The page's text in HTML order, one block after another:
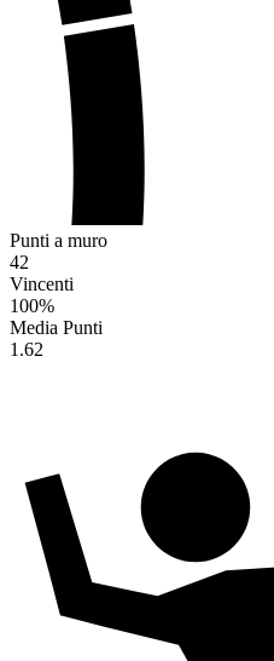
Punti a muro
42
Vincenti
100%
Media Punti
1.62